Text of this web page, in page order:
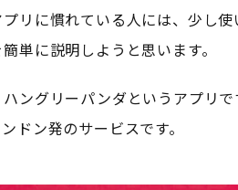
リに慣れている人には、少し
単に説明しようと思います。
ングリーパンダというアプリ
ドン発のサービスです。